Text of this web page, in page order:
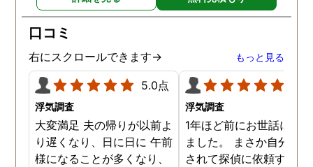
口コミ
右にスクロールできます→ もっと見る
5.0点
浮気調査
大変満足 夫の帰りが以前よ
り遅くなり、日に日に 午前
様になることが多くなり、
浮気調査
1年ほど前にお世話になり
ました。 まさか自分が
されて探偵に依頼すると